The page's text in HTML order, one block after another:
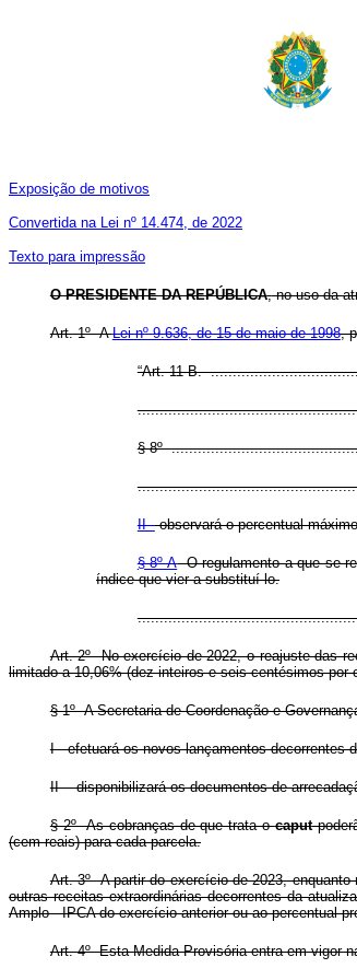
Exposição de motivos
Convertida na Lei nº 14.474, de 2022
Texto para impressão
O PRESIDENTE DA REPÚBLICA,no uso da
Art. 1º ALei nº 9.636, de 15 de maio de 1998,
“Art. 11-B.
§ 8º
II -observará o percentual
§ 8º-AO regulamento a que se
índice que vier a substituí-lo.
Art. 2º No exercício de 2022, o reajuste das
limitado a 10,06% (dez inteiros e seis centésimos
§ 1º A Secretaria de Coordenação e
I - efetuará os novos lançamentos decorrentes
II - disponibilizará os documentos de
§ 2º As cobranças de que trata ocaput
(cem reais) para cada parcela.
Art. 3º A partir do exercício de 2023,
outras receitas extraordinárias decorrentes da
Amplo - IPCA do exercício anterior ou ao percentual
Art. 4º Esta Medida Provisória entra em vigor